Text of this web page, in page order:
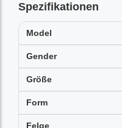
Spezifikationen
Model
Gender
Größe
Form
Felge